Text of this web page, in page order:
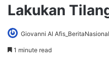
Lakukan
Giovanni Al
1 minute read